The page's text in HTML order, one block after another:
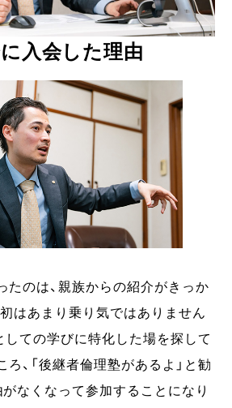
入会した理由
たのは、親族からの紹介がきっか
初はあまり乗り気ではありません
しての学びに特化した場を探して
、「後継者倫理塾があるよ」と勧
がなくなって参加することになり